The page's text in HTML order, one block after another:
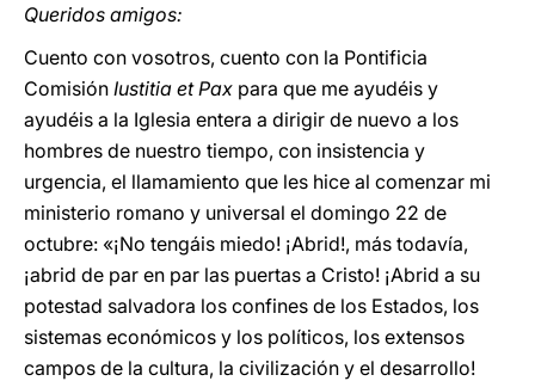
Queridos amigos:
Cuento con vosotros, cuento con la Pontificia
Comisión Iustitia et Pax para que me ayudéis y
ayudéis a la Iglesia entera a dirigir de nuevo a los
hombres de nuestro tiempo, con insistencia y
urgencia, el llamamiento que les hice al comenzar mi
ministerio romano y universal el domingo 22 de
octubre: «¡No tengáis miedo! ¡Abrid!, más todavía,
¡abrid de par en par las puertas a Cristo! ¡Abrid a su
potestad salvadora los confines de los Estados, los
sistemas económicos y los políticos, los extensos
campos de la cultura, la civilización y el desarrollo!